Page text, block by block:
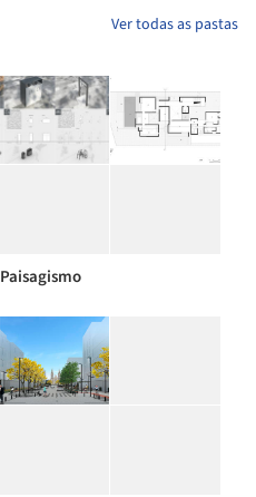
Ver todas as pastas
Paisagismo